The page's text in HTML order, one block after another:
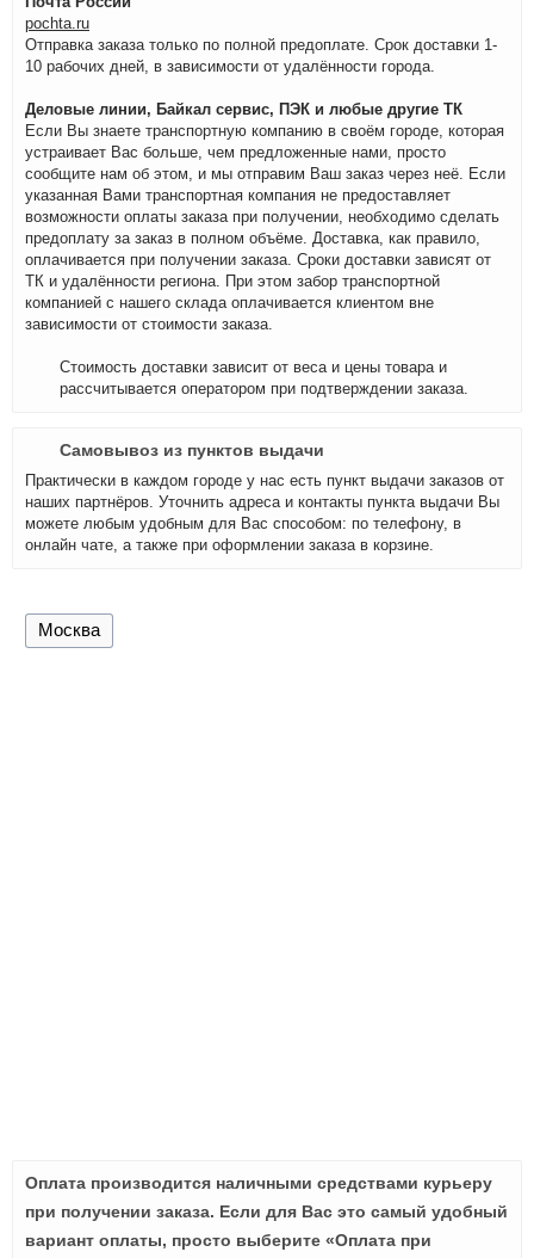
pochta.ru
Отправка заказа только по полной предоплате. Срок доставки 1-
10 рабочих дней, в зависимости от удалённости города.
Деловые линии, Байкал сервис, ПЭК и любые другие ТК
Если Вы знаете транспортную компанию в своём городе, которая
устраивает Вас больше, чем предложенные нами, просто
сообщите нам об этом, и мы отправим Ваш заказ через неё. Если
указанная Вами транспортная компания не предоставляет
возможности оплаты заказа при получении, необходимо сделать
предоплату за заказ в полном объёме. Доставка, как правило,
оплачивается при получении заказа. Сроки доставки зависят от
ТК и удалённости региона. При этом забор транспортной
компанией с нашего склада оплачивается клиентом вне
зависимости от стоимости заказа.
Стоимость доставки зависит от веса и цены товара и
рассчитывается оператором при подтверждении заказа.
Самовывоз из пунктов выдачи
Практически в каждом городе у нас есть пункт выдачи заказов от
наших партнёров. Уточнить адреса и контакты пункта выдачи Вы
можете любым удобным для Вас способом: по телефону, в
онлайн чате, а также при оформлении заказа в корзине.
Москва
Оплата производится наличными средствами курьеру
при получении заказа. Если для Вас это самый удобный
вариант оплаты, просто выберите «Оплата при